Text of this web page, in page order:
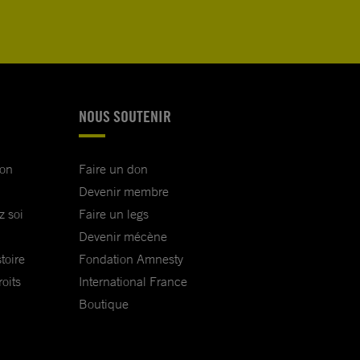
soi
NOUS SOUTENIR
Faire un don
Devenir membre
Faire un legs
Devenir mécène
Fondation Amnesty
International France
Boutique